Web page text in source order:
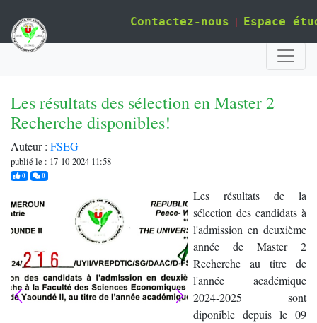
Contactez-nous | Espace
Les résultats des sélection en Master 2
Recherche disponibles!
Auteur : FSEG
publié le : 17-10-2024 11:58
0j'aime0commentaires
Les résultats de la
sélection des candidats à
l'admission en deuxième
année de Master 2
Recherche au titre de
l'année académique
2024-2025 sont
diponible depuis le 09